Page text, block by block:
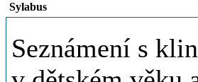
Sylabus
Seznámení s